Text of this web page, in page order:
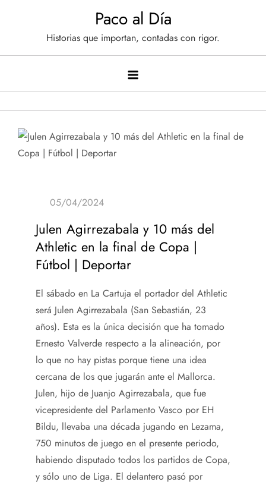
Paco al Día
Historias que importan, contadas con rigor.
Julen Agirrezabala y 10 más del
Athletic en la final de Copa |
Fútbol | Deportar
El sábado en La Cartuja el portador del Athletic
será Julen Agirrezabala (San Sebastián, 23
años). Esta es la única decisión que ha tomado
Ernesto Valverde respecto a la alineación, por
lo que no hay pistas porque tiene una idea
cercana de los que jugarán ante el Mallorca.
Julen, hijo de Juanjo Agirrezabala, que fue
vicepresidente del Parlamento Vasco por EH
Bildu, llevaba una década jugando en Lezama,
750 minutos de juego en el presente periodo,
habiendo disputado todos los partidos de Copa,
y sólo uno de Liga. El delantero pasó por